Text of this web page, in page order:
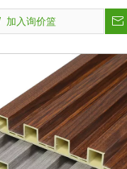
加入询价篮